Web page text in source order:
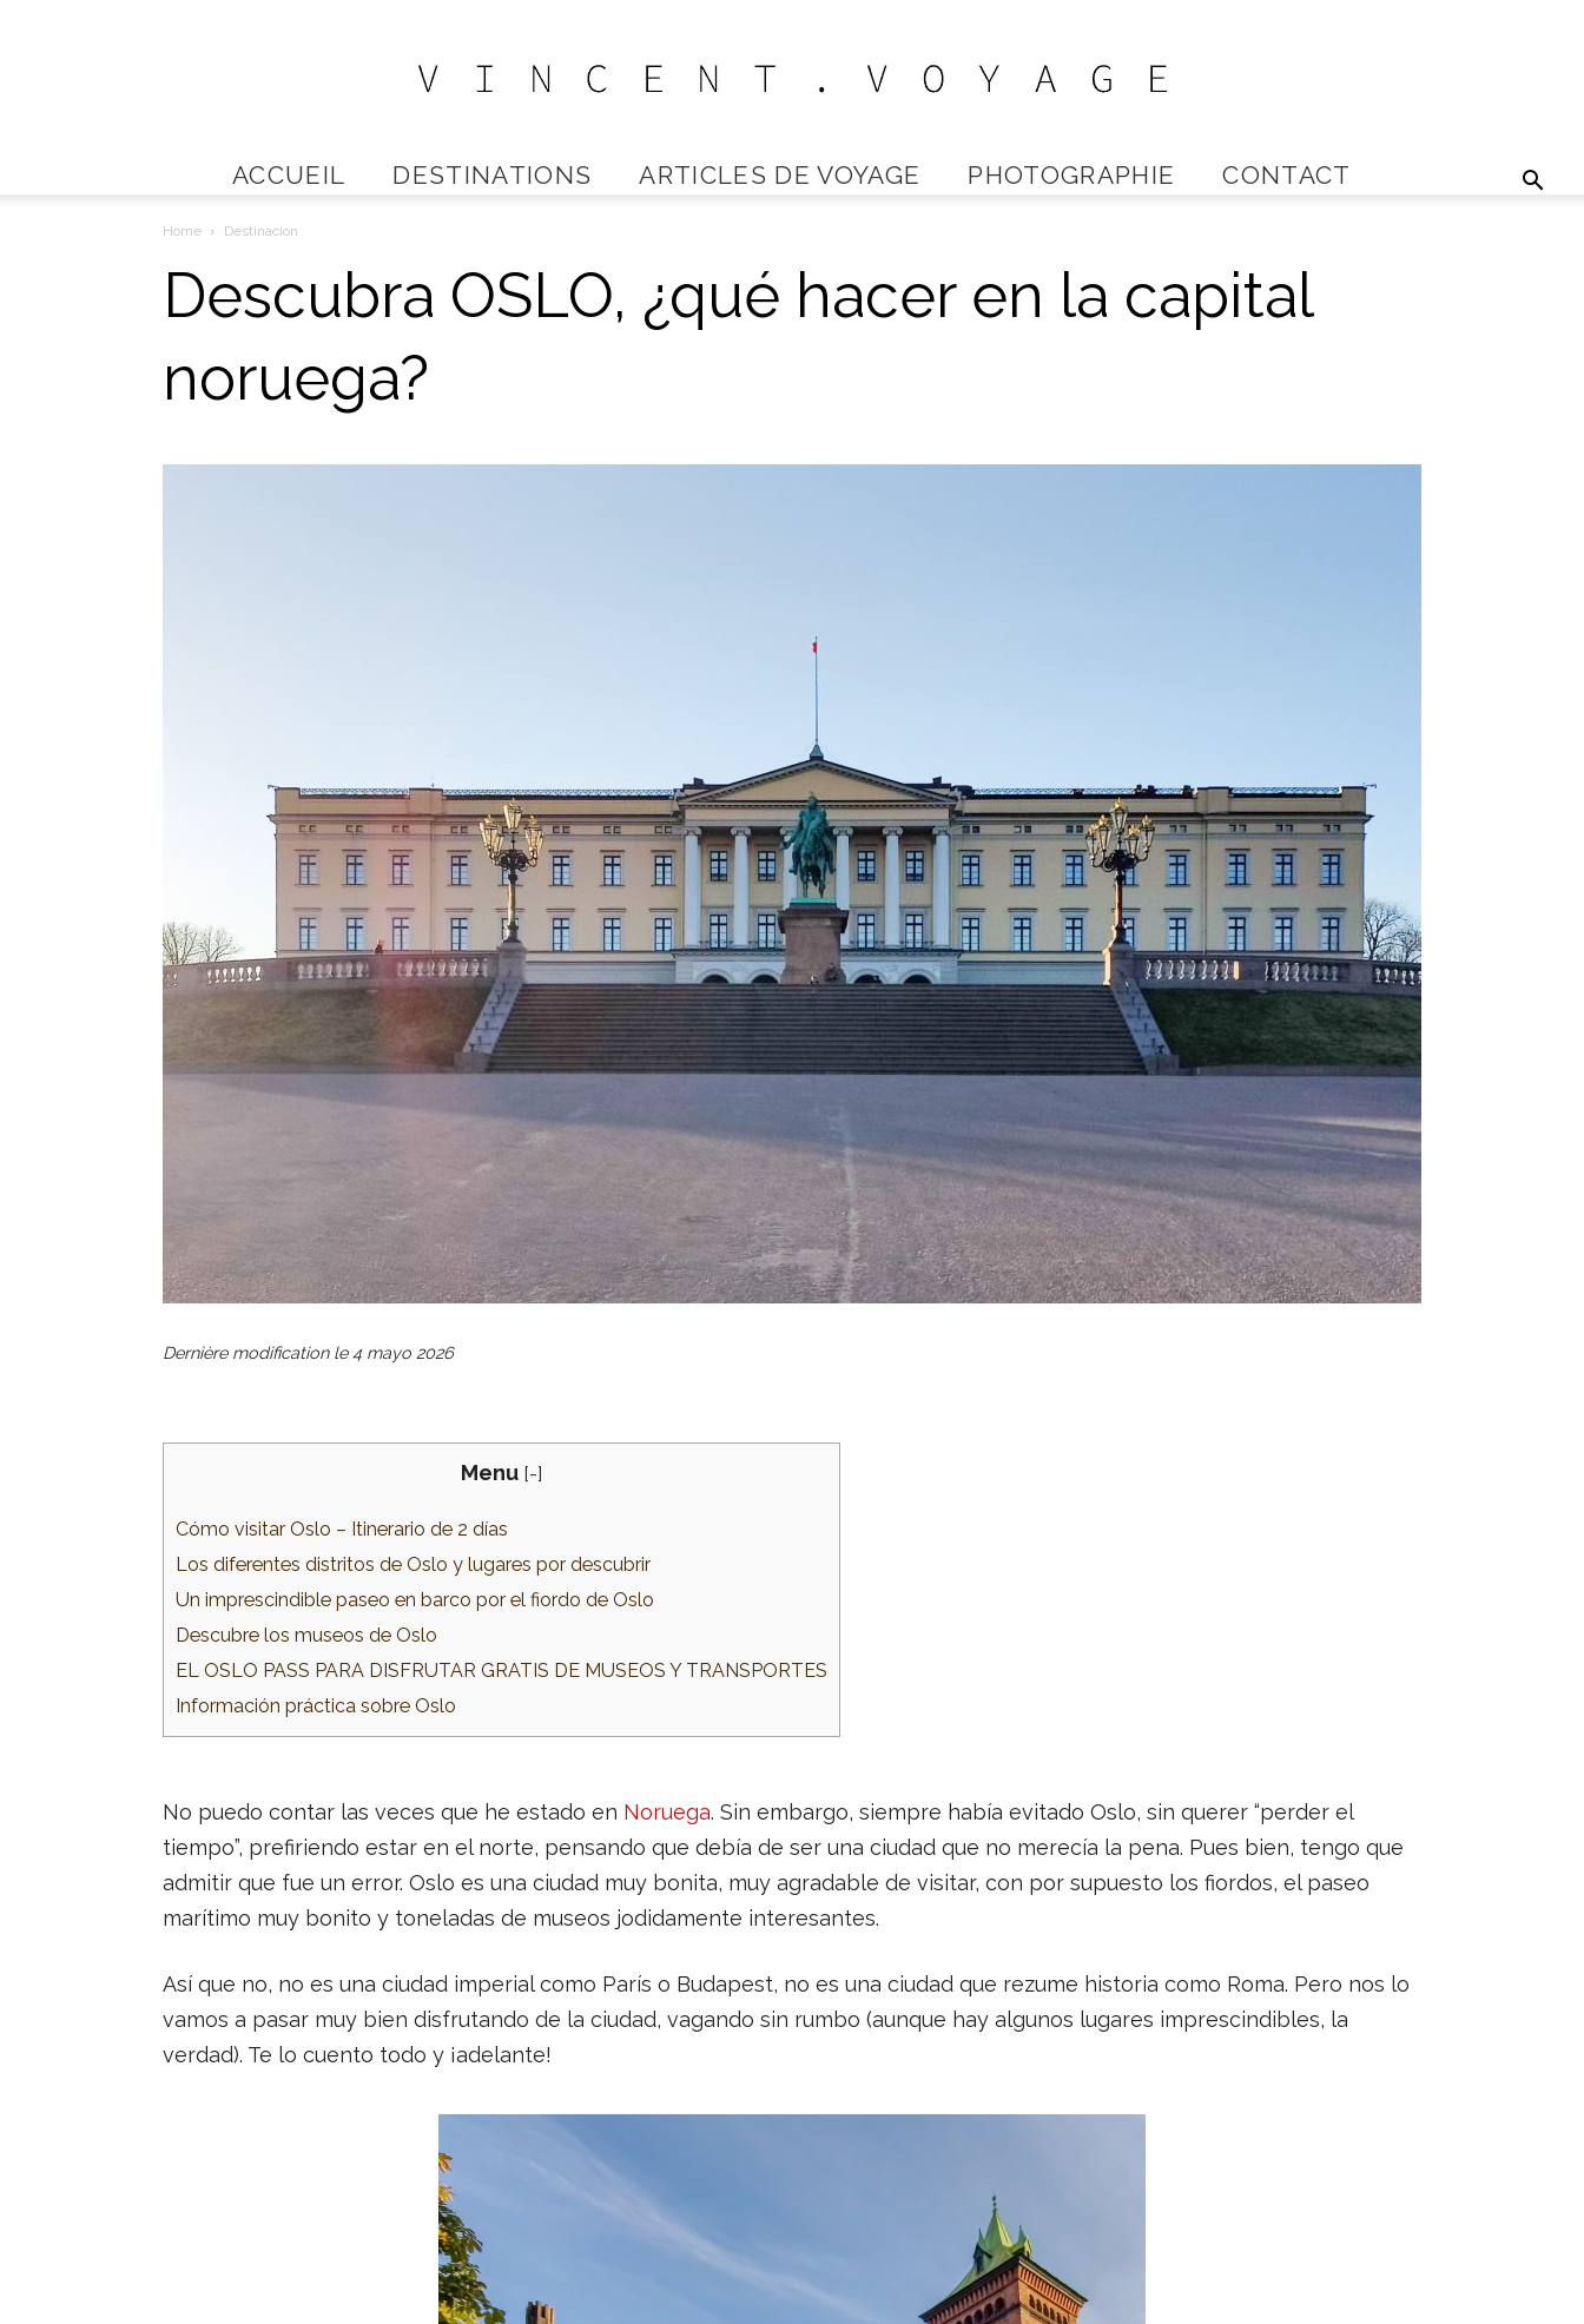
Vincent
ACCUEIL DESTINATIONS ARTICLES DE VOYAGE PHOTOGRAPHIE CONTACT
Home Destinacion
Descubra OSLO, ¿qué hacer en la capital
noruega?
Dernière modification le4 mayo 2026
Menu [-]
Cómo visitar Oslo – Itinerario de 2 días
Los diferentes distritos de Oslo y lugares por descubrir
Un imprescindible paseo en barco por el fiordo de Oslo
Descubre los museos de Oslo
EL OSLO PASS PARA DISFRUTAR GRATIS DE MUSEOS Y TRANSPORTES
Información práctica sobre Oslo
No puedo contar las veces que he estado en Noruega. Sin embargo, siempre había evitado Oslo, sin querer “perder el
tiempo”, prefiriendo estar en el norte, pensando que debía de ser una ciudad que no merecía la pena. Pues bien, tengo que
admitir que fue un error. Oslo es una ciudad muy bonita, muy agradable de visitar, con por supuesto los fiordos, el paseo
marítimo muy bonito y toneladas de museos jodidamente interesantes.
Así que no, no es una ciudad imperial como París o Budapest, no es una ciudad que rezume historia como Roma. Pero nos lo
vamos a pasar muy bien disfrutando de la ciudad, vagando sin rumbo (aunque hay algunos lugares imprescindibles, la
verdad). Te lo cuento todo y ¡adelante!